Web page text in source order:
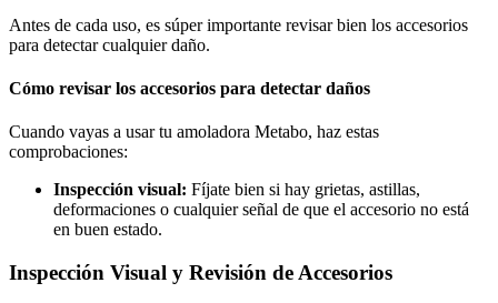
Antes de cada uso, es súper importante revisar bien los accesorios
para detectar cualquier daño.
Cómo revisar los accesorios para detectar daños
Cuando vayas a usar tu amoladora Metabo, haz estas
comprobaciones:
Inspección visual: Fíjate bien si hay grietas, astillas,
deformaciones o cualquier señal de que el accesorio no está
en buen estado.
Inspección Visual y Revisión de Accesorios